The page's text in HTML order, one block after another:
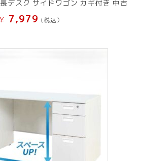
デスク サイドワゴン カギ付き 中古
¥ 7,979 (税込）